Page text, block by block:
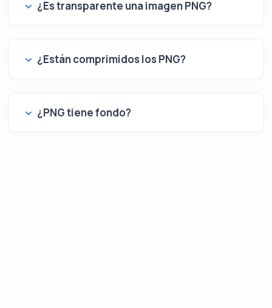
¿Es transparente una imagen PNG?
¿Están comprimidos los PNG?
¿PNG tiene fondo?